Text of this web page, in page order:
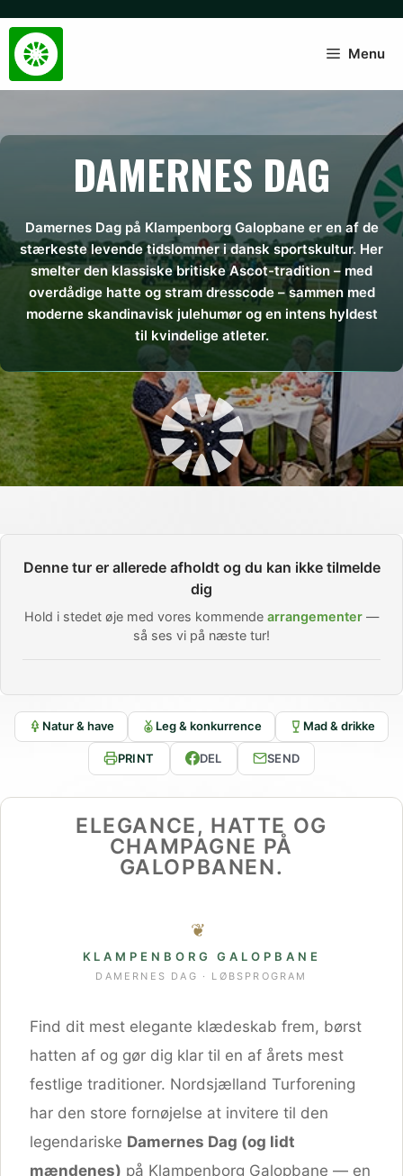
til
indhold
Menu
DAMERNES DAG
Damernes Dag på Klampenborg Galopbane er en af de
stærkeste levende tidslommer i dansk sportskultur. Her
smelter den klassiske britiske Ascot-tradition – med
overdådige hatte og stram dresscode – sammen med
moderne skandinavisk julehumør og en intens hyldest
til kvindelige atleter.
Denne tur er allerede afholdt og du kan ikke tilmelde
dig
Hold i stedet øje med vores kommende arrangementer —
så ses vi på næste tur!
Natur & have Leg & konkurrence Mad & drikke
PRINT DEL SEND
ELEGANCE, HATTE OG
CHAMPAGNE PÅ
GALOPBANEN.
❦
KLAMPENBORG GALOPBANE
DAMERNES DAG · LØBSPROGRAM
Find dit mest elegante klædeskab frem, børst
hatten af og gør dig klar til en af årets mest
festlige traditioner. Nordsjælland Turforening
har den store fornøjelse at invitere til den
legendariske Damernes Dag (og lidt
mændenes) på Klampenborg Galopbane — en